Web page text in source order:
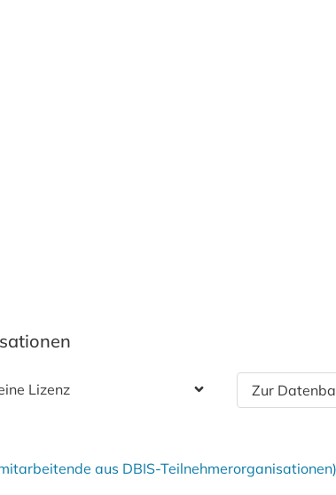
Lizenz Zur
aus DBIS-Teilnehmerorganisationen)